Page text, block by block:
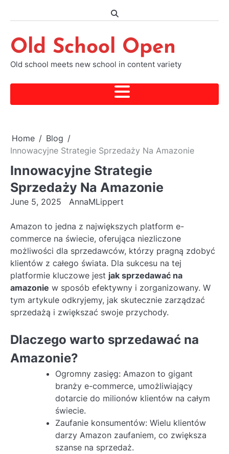
Old School Open
Old school meets new school in content variety
Home
Blog
Innowacyjne Strategie Sprzedaży Na Amazonie
Innowacyjne Strategie
Sprzedaży Na Amazonie
June 5, 2025 AnnaMLippert
Amazon to jedna z największych platform e-
commerce na świecie, oferująca niezliczone
możliwości dla sprzedawców, którzy pragną zdobyć
klientów z całego świata. Dla sukcesu na tej
platformie kluczowe jest jak sprzedawać na
amazonie w sposób efektywny i zorganizowany. W
tym artykule odkryjemy, jak skutecznie zarządzać
sprzedażą i zwiększać swoje przychody.
Dlaczego warto sprzedawać na
Amazonie?
Ogromny zasięg: Amazon to gigant
branży e-commerce, umożliwiający
dotarcie do milionów klientów na całym
świecie.
Zaufanie konsumentów: Wielu klientów
darzy Amazon zaufaniem, co zwiększa
szanse na sprzedaż.